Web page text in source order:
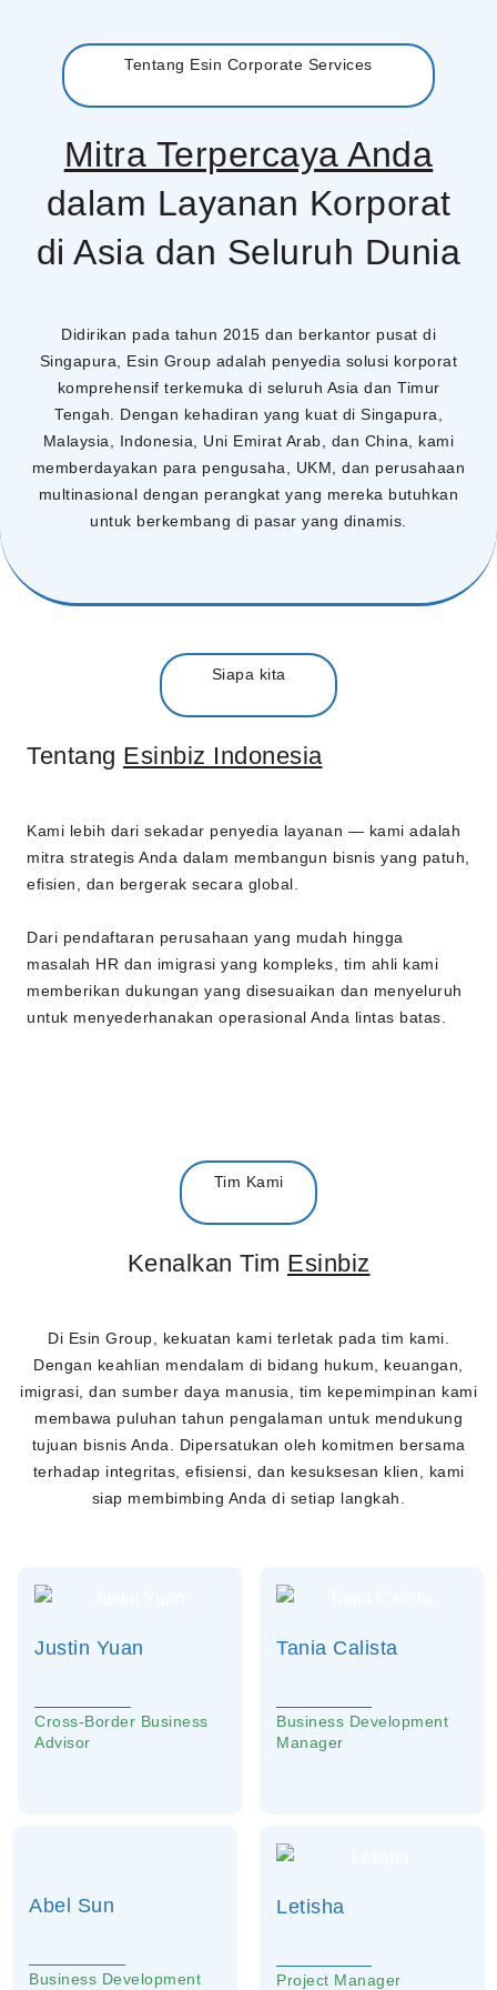
Tentang Esin Corporate Services
Mitra Terpercaya Anda
dalam Layanan Korporat
di Asia dan Seluruh Dunia
Didirikan pada tahun 2015 dan berkantor pusat di
Singapura, Esin Group adalah penyedia solusi korporat
komprehensif terkemuka di seluruh Asia dan Timur
Tengah. Dengan kehadiran yang kuat di Singapura,
Malaysia, Indonesia, Uni Emirat Arab, dan China, kami
memberdayakan para pengusaha, UKM, dan perusahaan
multinasional dengan perangkat yang mereka butuhkan
untuk berkembang di pasar yang dinamis.
Siapa kita
Tentang Esinbiz Indonesia
Kami lebih dari sekadar penyedia layanan — kami adalah
mitra strategis Anda dalam membangun bisnis yang patuh,
efisien, dan bergerak secara global.
Dari pendaftaran perusahaan yang mudah hingga
masalah HR dan imigrasi yang kompleks, tim ahli kami
memberikan dukungan yang disesuaikan dan menyeluruh
untuk menyederhanakan operasional Anda lintas batas.
Tim Kami
Kenalkan Tim Esinbiz
Di Esin Group, kekuatan kami terletak pada tim kami.
Dengan keahlian mendalam di bidang hukum, keuangan,
imigrasi, dan sumber daya manusia, tim kepemimpinan kami
membawa puluhan tahun pengalaman untuk mendukung
tujuan bisnis Anda. Dipersatukan oleh komitmen bersama
terhadap integritas, efisiensi, dan kesuksesan klien, kami
siap membimbing Anda di setiap langkah.
Justin Yuan
Cross-Border Business
Advisor
Tania Calista
Business Development
Manager
Abel Sun
Business Development
Letisha
Project Manager